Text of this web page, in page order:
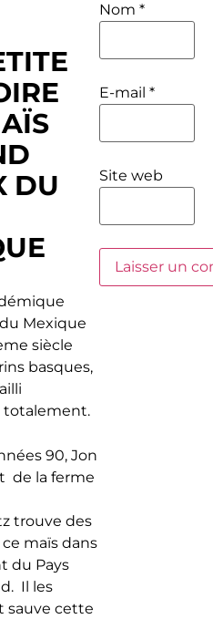
DU
Mexique
siècle
basques,
totalement.
90, Jon
de la ferme
trouve des
maïs dans
du Pays
Il les
sauve cette
Nom *
E-mail *
Site web